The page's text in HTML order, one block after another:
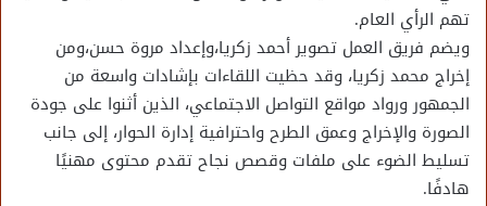
تهم الرأي العام.
ويضم فريق العمل تصوير أحمد زكريا،وإعداد مروة حسن،ومن
إخراج محمد زكريا، وقد حظيت اللقاءات بإشادات واسعة من
الجمهور ورواد مواقع التواصل الاجتماعي، الذين أثنوا على جودة
الصورة والإخراج وعمق الطرح واحترافية إدارة الحوار، إلى جانب
تسليط الضوء على ملفات وقصص نجاح تقدم محتوى مهنيًا
هادفًا.